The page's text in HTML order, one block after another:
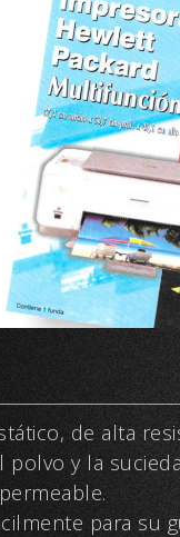
de alta
polvo y la
para su